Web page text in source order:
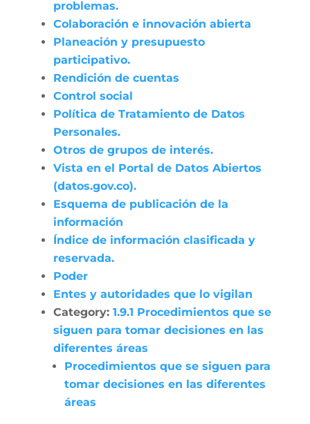
problemas.
Colaboración e innovación abierta
Planeación y presupuesto
participativo.
Rendición de cuentas
Control social
Política de Tratamiento de Datos
Personales.
Otros de grupos de interés.
Vista en el Portal de Datos Abiertos
(datos.gov.co).
Esquema de publicación de la
información
Índice de información clasificada y
reservada.
Poder
Entes y autoridades que lo vigilan
Category: 1.9.1 Procedimientos que se
siguen para tomar decisiones en las
diferentes áreas
Procedimientos que se siguen para
tomar decisiones en las diferentes
áreas